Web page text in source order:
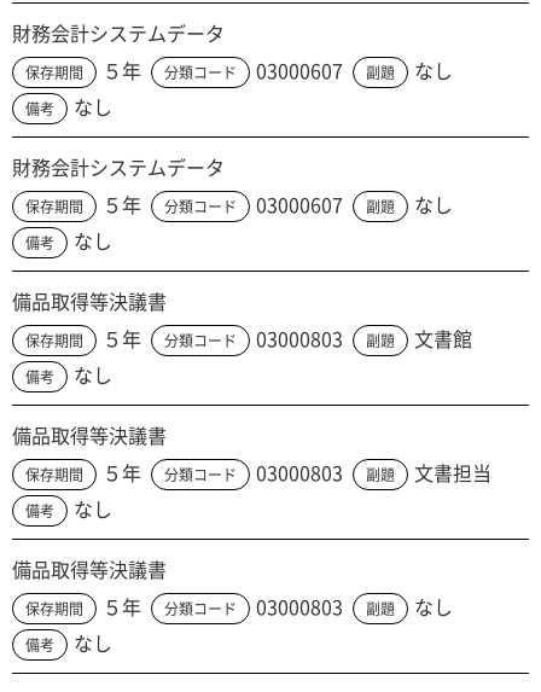
財務会計システムデータ
保存期間 ５年 分類コード 03000607 副題 なし
備考 なし
財務会計システムデータ
保存期間 ５年 分類コード 03000607 副題 なし
備考 なし
備品取得等決議書
保存期間 ５年 分類コード 03000803 副題 文書館
備考 なし
備品取得等決議書
保存期間 ５年 分類コード 03000803 副題 文書担当
備考 なし
備品取得等決議書
保存期間 ５年 分類コード 03000803 副題 なし
備考 なし